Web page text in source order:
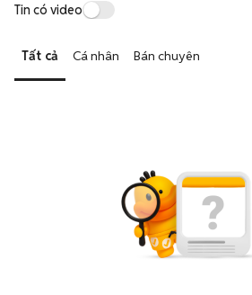
Tin có video
Tất cả Cá nhân Bán chuyên